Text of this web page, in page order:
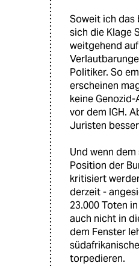
Soweit ich das
sich die Klage
weitgehend
Politiker. So
erscheinen
keine
vor dem IGH.
Juristen
Und wenn
Position der
kritisiert
derzeit -
23.000 Toten
auch nicht in
dem Fenster
torpedieren.